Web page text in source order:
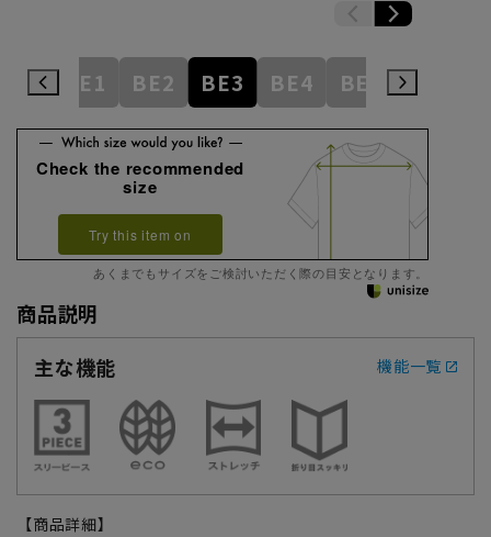
BE1 BE2 BE3 BE4 BE5 BE6
Check the recommended
size
Try this item on
あくまでもサイズをご検討いただく際の目安となります。
商品説明
主な機能
機能一覧
【商品詳細】